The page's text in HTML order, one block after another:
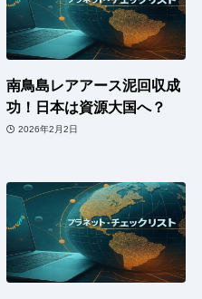
南鳥島レアアース泥回収成
功！日本は資源大国へ？
2026年2月2日